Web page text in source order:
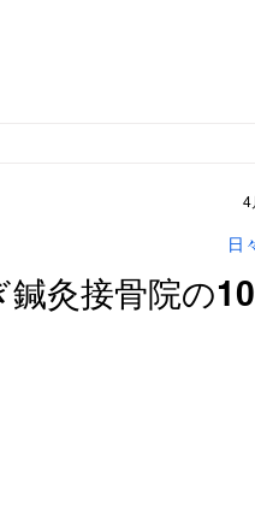
鍼灸接骨院の
日
4